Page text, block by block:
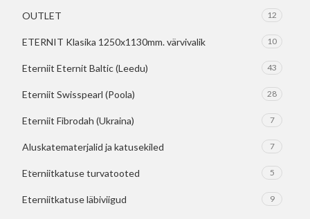
OUTLET 12
ETERNIT Klasika 1250x1130mm. värvivalik 10
Eterniit Eternit Baltic (Leedu) 43
Eterniit Swisspearl (Poola) 28
Eterniit Fibrodah (Ukraina) 7
Aluskatematerjalid ja katusekiled 7
Eterniitkatuse turvatooted 5
Eterniitkatuse läbiviigud 9